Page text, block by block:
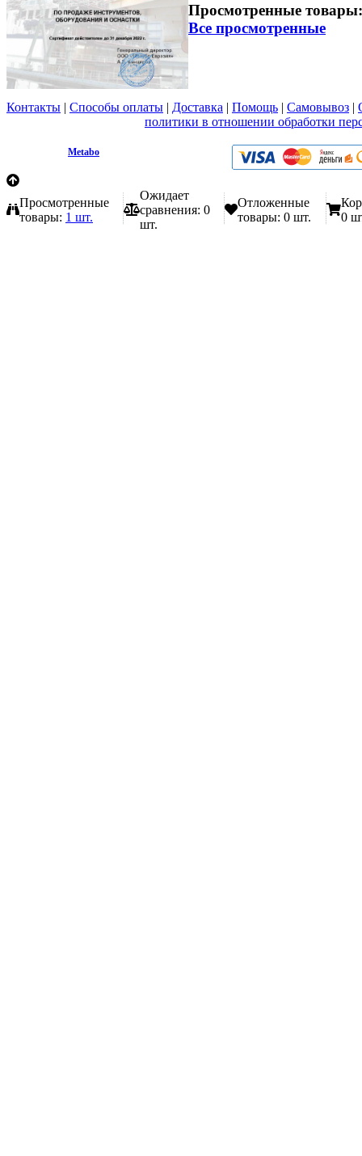
Просмотренные товары:
Все просмотренные
Контакты | Способы оплаты | Доставка | Помощь | Самовывоз |
политики в отношении обработки
Metabo
Просмотренные
товары: 1 шт.
Ожидает
сравнения: 0
шт.
Отложенные
товары: 0 шт.
0